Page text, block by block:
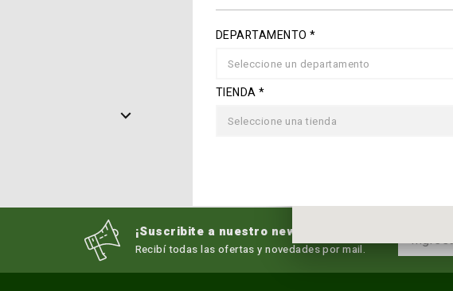
¡Suscribite a nuestro newsletter!
Recibí todas las ofertas y novedades por mail.
DEPARTAMENTO *
Seleccione un departamento
TIENDA *
Seleccione una tienda